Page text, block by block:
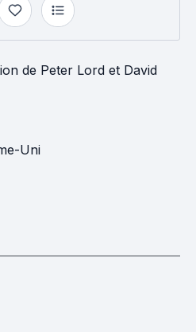
de Peter Lord et David
Uni